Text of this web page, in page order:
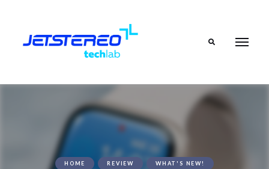
HOME REVIEW WHAT'S NEW!